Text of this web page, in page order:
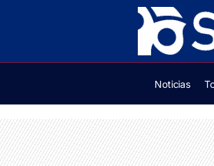
Noticias